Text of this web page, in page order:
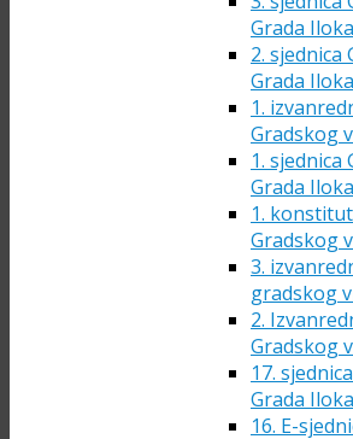
Grada Iloka
2. sjednica
Grada Iloka
1.
Gradskog
1. sjednica
Grada Iloka
1.
Gradskog
3.
gradskog
2.
Gradskog
17.
Grada Iloka
16. E-